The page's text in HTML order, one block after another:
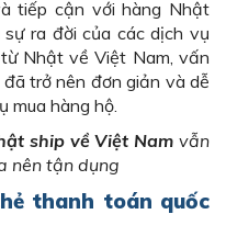
tiếp cận với hàng Nhật
ra đời của các dịch vụ
Nhật về Việt Nam, vấn
trở nên đơn giản và dễ
mua hàng hộ.
ship về Việt Nam vẫn
nên tận dụng
thanh toán quốc